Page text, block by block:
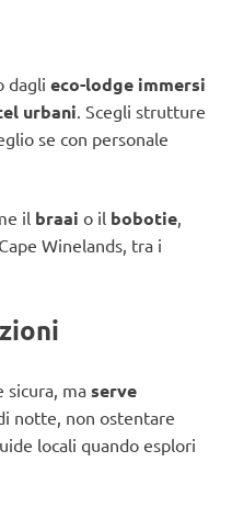
dagli eco-lodge immersi
urbani . Scegli strutture
se con personale
il braai o il bobotie
Winelands, tra i
sicura, ma serve
notte, non ostentare
locali quando esplori